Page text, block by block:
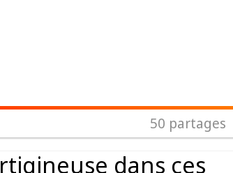
50 partages
dans ces